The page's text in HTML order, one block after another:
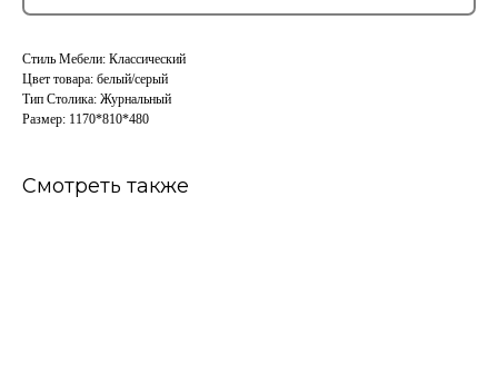
Стиль Мебели: Классический
Цвет товара: белый/серый
Тип Столика: Журнальный
Размер: 1170*810*480
Смотреть также